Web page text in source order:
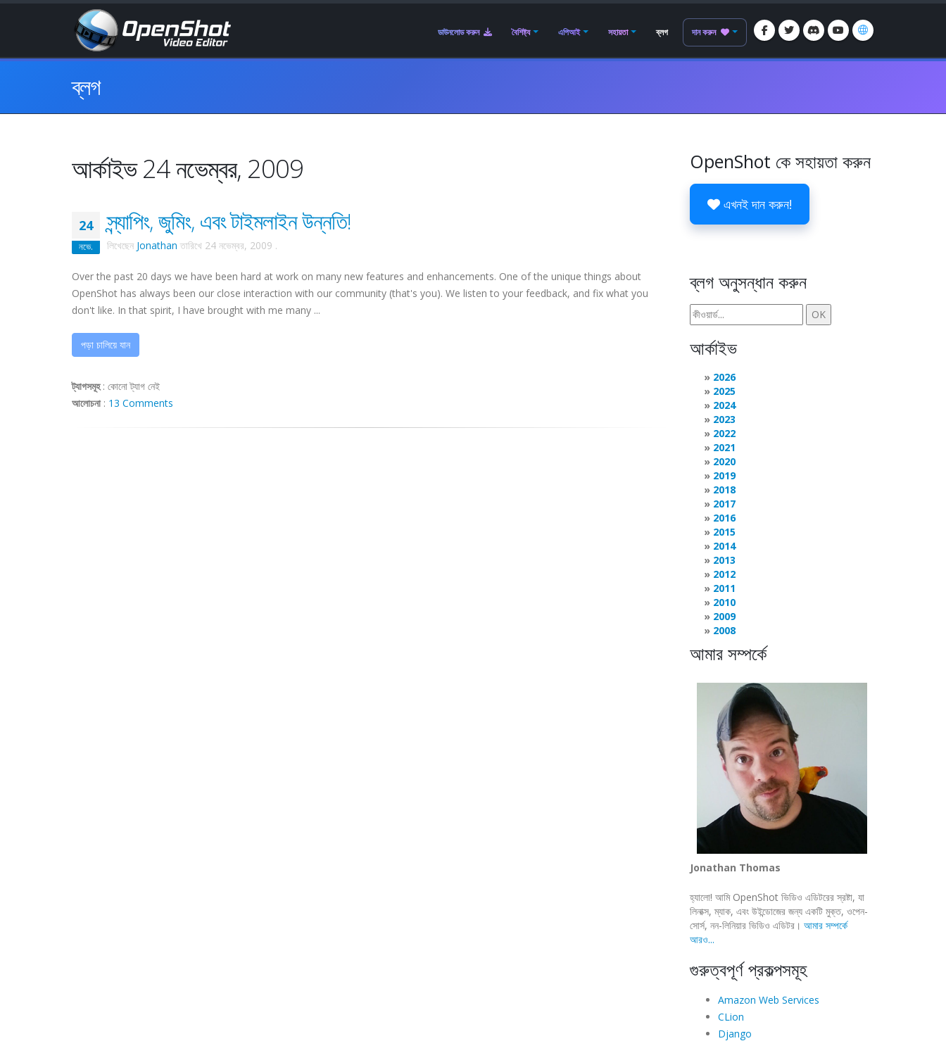
ডাউনলোড করুন বৈশিষ্ট্য এপিআই সহায়তা ব্লগ দান করুন
ব্লগ
আর্কাইভ 24 নভেম্বর, 2009
24
নভে.
স্ন্যাপিং, জুমিং, এবং টাইমলাইন উন্নতি!
লিখেছেন Jonathan তারিখে 24 নভেম্বর, 2009 .
Over the past 20 days we have been hard at work on many new features and enhancements. One of the unique things about
OpenShot has always been our close interaction with our community (that's you). We listen to your feedback, and fix what you
don't like. In that spirit, I have brought with me many ...
পড়া চালিয়ে যান
ট্যাগসমূহ: কোনো ট্যাগ নেই
আলোচনা: 13 Comments
OpenShot কে সহায়তা করুন
এখনই দান করুন!
ব্লগ অনুসন্ধান করুন
আর্কাইভ
2026
2025
2024
2023
2022
2021
2020
2019
2018
2017
2016
2015
2014
2013
2012
2011
2010
2009
2008
আমার সম্পর্কে
Jonathan Thomas
হ্যালো! আমি OpenShot ভিডিও এডিটরের স্রষ্টা, যা
লিনাক্স, ম্যাক, এবং উইন্ডোজের জন্য একটি মুক্ত, ওপেন-
সোর্স, নন-লিনিয়ার ভিডিও এডিটর। আমার সম্পর্কে
আরও...
গুরুত্বপূর্ণ প্রকল্পসমূহ
Amazon Web Services
CLion
Django